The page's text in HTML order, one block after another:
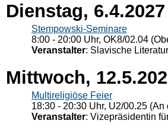
Dienstag, 6.4.2027
Stempowski-Seminare
8:00 - 20:00 Uhr, OK8/02.04
Veranstalter: Slavische
Mittwoch,
Multireligiöse Feier
18:30 - 20:30 Uhr, U2/00.25
Veranstalter: Vizepräsidentin